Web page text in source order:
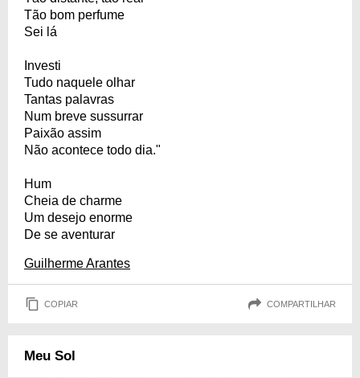
Tão bom perfume
Sei lá
Investi
Tudo naquele olhar
Tantas palavras
Num breve sussurrar
Paixão assim
Não acontece todo dia."
Hum
Cheia de charme
Um desejo enorme
De se aventurar
Guilherme Arantes
COPIAR COMPARTILHAR
Meu Sol